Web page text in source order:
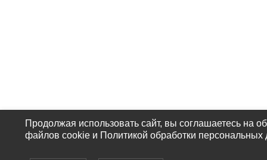
Продолжая использовать сайт, вы соглашаетесь на
файлов cookie и Политикой обработки персональных